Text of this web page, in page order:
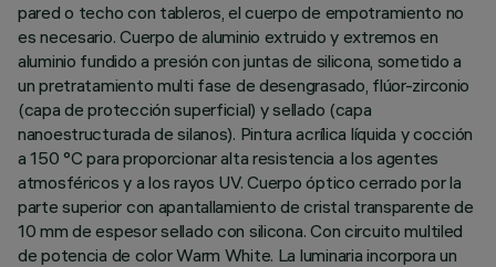
pared o techo con tableros, el cuerpo de empotramiento no
es necesario. Cuerpo de aluminio extruido y extremos en
aluminio fundido a presión con juntas de silicona, sometido a
un pretratamiento multi fase de desengrasado, flúor-zirconio
(capa de protección superficial) y sellado (capa
nanoestructurada de silanos). Pintura acrílica líquida y cocción
a 150 °C para proporcionar alta resistencia a los agentes
atmosféricos y a los rayos UV. Cuerpo óptico cerrado por la
parte superior con apantallamiento de cristal transparente de
10 mm de espesor sellado con silicona. Con circuito multiled
de potencia de color Warm White. La luminaria incorpora un